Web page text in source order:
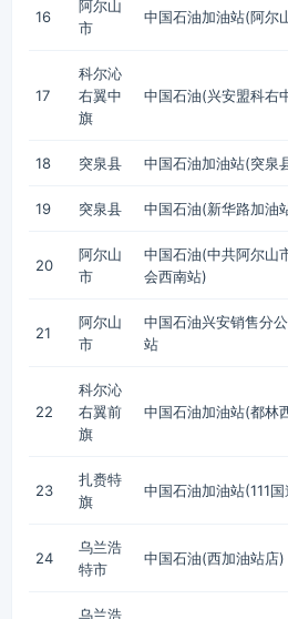
16
阿尔山
市
中国石油加油站(阿尔
17
科尔沁
右翼中
旗
中国石油(兴安盟科右
18 突泉县 中国石油加油站(突泉
19 突泉县 中国石油(新华路加油
20
阿尔山
市
中国石油(中共阿尔山
会西南站)
21
阿尔山
市
中国石油兴安销售分
站
22
科尔沁
右翼前
旗
中国石油加油站(都林
23
扎赉特
旗
中国石油加油站(111
24
乌兰浩
特市
中国石油(西加油站店)
乌兰浩